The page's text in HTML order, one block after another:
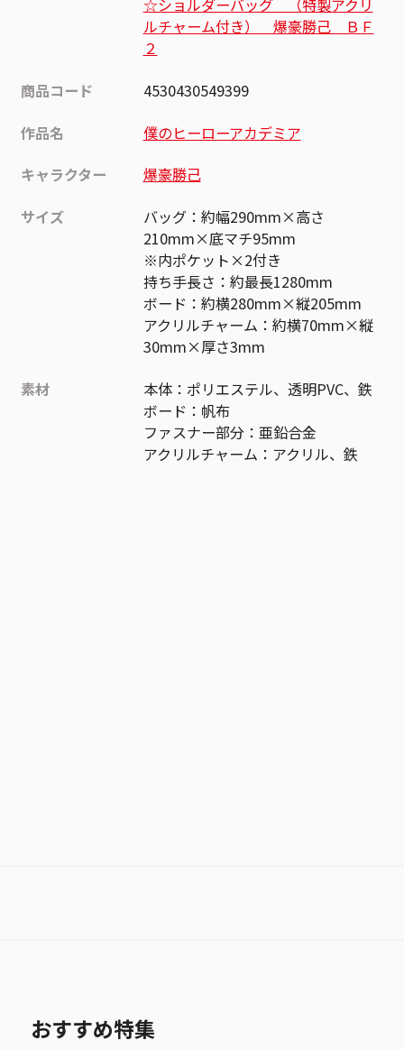
ルチャーム付き） 爆豪勝己 ＢＦ
２
商品コード
4530430549399
作品名
僕のヒーローアカデミア
キャラクター
爆豪勝己
サイズ
バッグ：約幅290mm×高さ
210mm×底マチ95mm
※内ポケット×2付き
持ち手長さ：約最長1280mm
ボード：約横280mm×縦205mm
アクリルチャーム：約横70mm×縦
30mm×厚さ3mm
素材
本体：ポリエステル、透明PVC、鉄
ボード：帆布
ファスナー部分：亜鉛合金
アクリルチャーム：アクリル、鉄
おすすめ特集